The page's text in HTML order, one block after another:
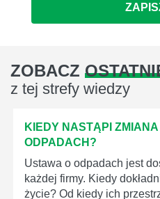
ZOBACZ
z tej strefy wiedzy
KIEDY NASTĄPI
ODPADACH?
Ustawa o odpadach jest
każdej firmy. Kiedy
życie? Od kiedy ich